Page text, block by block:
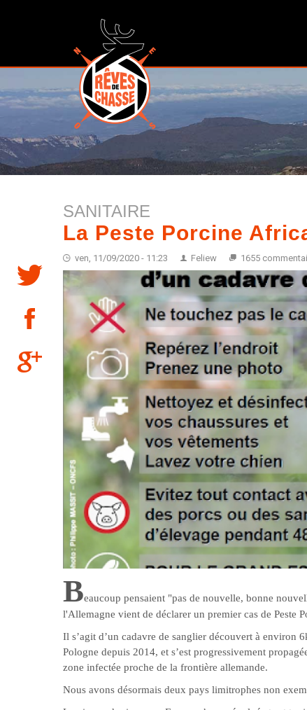
SANITAIRE
La Peste Porcine
ven, 11/09/2020 - 11:23 Feliew 1655
Beaucoup pensaient "pas de nouvelle, bonne
l'Allemagne vient de déclarer un premier cas de Peste
Il s’agit d’un cadavre de sanglier découvert à environ
Pologne depuis 2014, et s’est progressivement
zone infectée proche de la frontière allemande.
Nous avons désormais deux pays limitrophes non